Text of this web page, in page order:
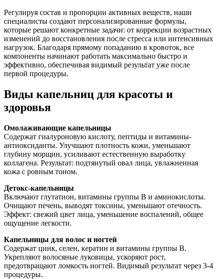
Регулируя состав и пропорции активных веществ, наши
специалисты создают персонализированные формулы,
которые решают конкретные задачи: от коррекции возрастных
изменений до восстановления после стресса или интенсивных
нагрузок. Благодаря прямому попаданию в кровоток, все
компоненты начинают работать максимально быстро и
эффективно, обеспечивая видимый результат уже после
первой процедуры.
Виды капельниц для красоты и
здоровья
Омолаживающие капельницы
Содержат гиалуроновую кислоту, пептиды и витамины-
антиоксиданты. Улучшают плотность кожи, уменьшают
глубину морщин, усиливают естественную выработку
коллагена. Результат: подтянутый овал лица, увлажненная
кожа с ровным тоном.
Детокс-капельницы
Включают глутатион, витамины группы В и аминокислоты.
Очищают печень, выводят токсины, уменьшают отечность.
Эффект: свежий цвет лица, уменьшение воспалений, общее
ощущение легкости.
Капельницы для волос и ногтей
Содержат цинк, селен, кератин и витамины группы В.
Укрепляют волосяные луковицы, ускоряют рост,
предотвращают ломкость ногтей. Видимый результат через 3-4
процедуры.